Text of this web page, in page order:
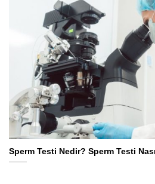
Sperm Testi Nedir? Sperm Testi